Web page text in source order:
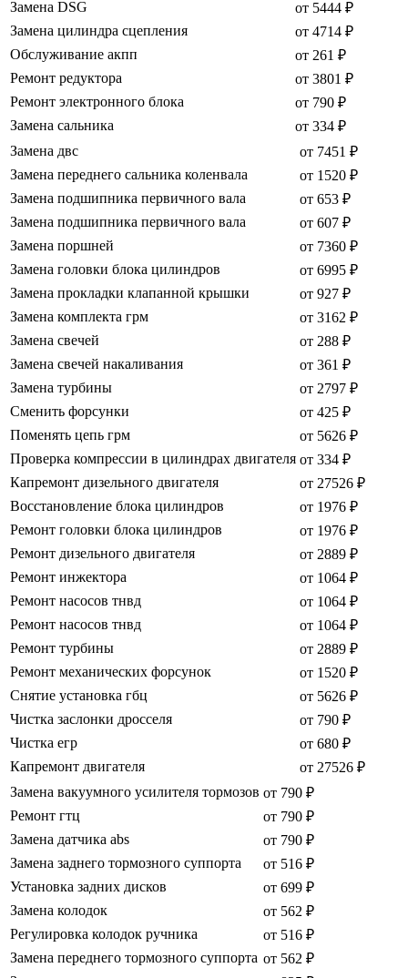
Замена DSG
от 5444 ₽
Замена цилиндра сцепления
от 4714 ₽
Обслуживание акпп
от 261 ₽
Ремонт редуктора
от 3801 ₽
Ремонт электронного блока
от 790 ₽
Замена сальника
от 334 ₽
Замена двс
от 7451 ₽
Замена переднего сальника коленвала
от 1520 ₽
Замена подшипника первичного вала
от 653 ₽
Замена подшипника первичного вала
от 607 ₽
Замена поршней
от 7360 ₽
Замена головки блока цилиндров
от 6995 ₽
Замена прокладки клапанной крышки
от 927 ₽
Замена комплекта грм
от 3162 ₽
Замена свечей
от 288 ₽
Замена свечей накаливания
от 361 ₽
Замена турбины
от 2797 ₽
Сменить форсунки
от 425 ₽
Поменять цепь грм
от 5626 ₽
Проверка компрессии в цилиндрах двигателя от 334 ₽
Капремонт дизельного двигателя
от 27526 ₽
Восстановление блока цилиндров
от 1976 ₽
Ремонт головки блока цилиндров
от 1976 ₽
Ремонт дизельного двигателя
от 2889 ₽
Ремонт инжектора
от 1064 ₽
Ремонт насосов тнвд
от 1064 ₽
Ремонт насосов тнвд
от 1064 ₽
Ремонт турбины
от 2889 ₽
Ремонт механических форсунок
от 1520 ₽
Снятие установка гбц
от 5626 ₽
Чистка заслонки дросселя
от 790 ₽
Чистка егр
от 680 ₽
Капремонт двигателя
от 27526 ₽
Замена вакуумного усилителя тормозов от 790 ₽
Ремонт гтц
от 790 ₽
Замена датчика abs
от 790 ₽
Замена заднего тормозного суппорта
от 516 ₽
Установка задних дисков
от 699 ₽
Замена колодок
от 562 ₽
Регулировка колодок ручника
от 516 ₽
Замена переднего тормозного суппорта от 562 ₽